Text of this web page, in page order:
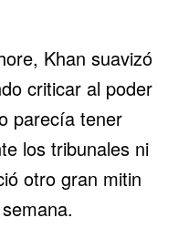
Khan suavizó
criticar al poder
parecía tener
los tribunales ni
otro gran mitin